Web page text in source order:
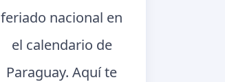
feriado nacional en
el calendario de
Paraguay. Aquí te